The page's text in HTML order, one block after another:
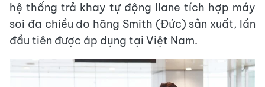
hệ thống trả khay tự động Ilane tích hợp máy
soi đa chiều do hãng Smith (Đức) sản xuất, lần
đầu tiên được áp dụng tại Việt Nam.